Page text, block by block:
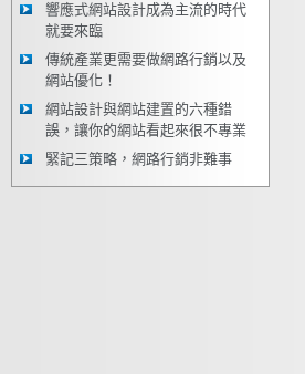
響應式網站設計成為主流的時代
就要來臨
傳統產業更需要做網路行銷以及
網站優化！
網站設計與網站建置的六種錯
誤，讓你的網站看起來很不專業
緊記三策略，網路行銷非難事